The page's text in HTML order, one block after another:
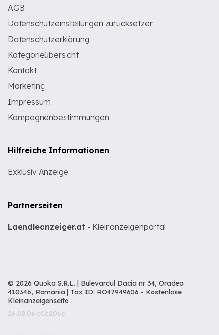
AGB
Datenschutzeinstellungen zurücksetzen
Datenschutzerklärung
Kategorieübersicht
Kontakt
Marketing
Impressum
Kampagnenbestimmungen
Hilfreiche Informationen
Exklusiv Anzeige
Partnerseiten
Laendleanzeiger.at - Kleinanzeigenportal
© 2026 Quoka S.R.L. | Bulevardul Dacia nr 34, Oradea
410346, Romania | Tax ID: RO47949606 - Kostenlose
Kleinanzeigenseite
26.08.06.c0c206c